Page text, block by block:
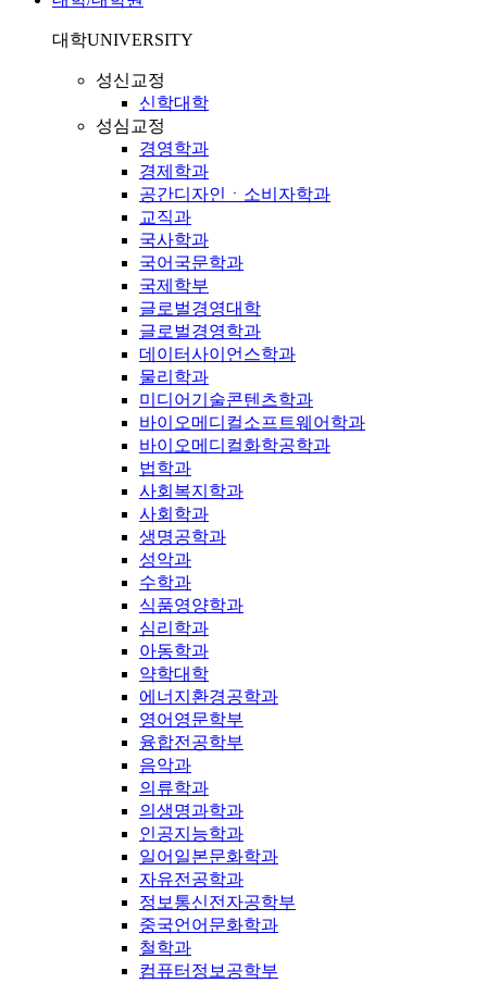
대학UNIVERSITY
성신교정
신학대학
성심교정
경영학과
경제학과
공간디자인ㆍ소비자학과
교직과
국사학과
국어국문학과
국제학부
글로벌경영대학
글로벌경영학과
데이터사이언스학과
물리학과
미디어기술콘텐츠학과
바이오메디컬소프트웨어학과
바이오메디컬화학공학과
법학과
사회복지학과
사회학과
생명공학과
성악과
수학과
식품영양학과
심리학과
아동학과
약학대학
에너지환경공학과
영어영문학부
융합전공학부
음악과
의류학과
의생명과학과
인공지능학과
일어일본문화학과
자유전공학과
정보통신전자공학부
중국언어문화학과
철학과
컴퓨터정보공학부